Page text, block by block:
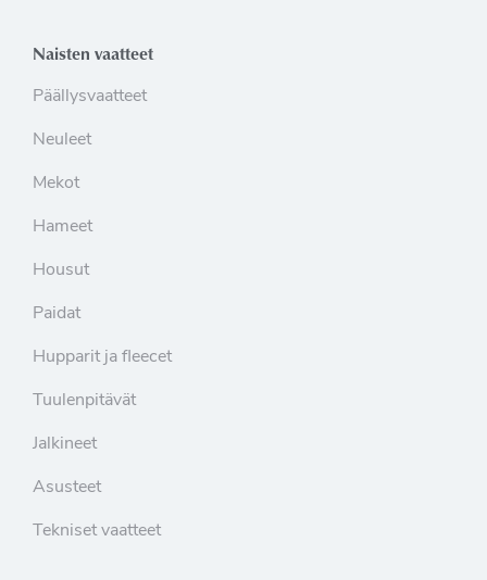
Naisten vaatteet
Päällysvaatteet
Neuleet
Mekot
Hameet
Housut
Paidat
Hupparit ja fleecet
Tuulenpitävät
Jalkineet
Asusteet
Tekniset vaatteet